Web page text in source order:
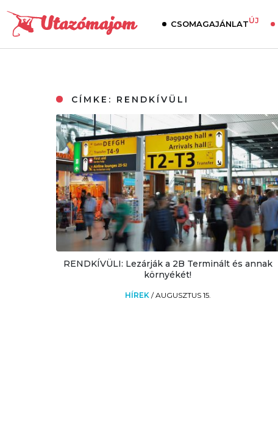
CSOMAGAJÁNLATÚJ
CÍMKE: RENDKÍVÜLI
RENDKÍVÜLI: Lezárják a 2B Terminált és annak
környékét!
HÍREK /AUGUSZTUS 15.